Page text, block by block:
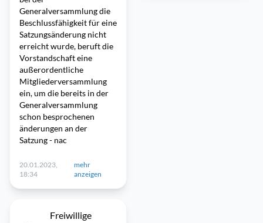
Generalversammlung die
Beschlussfähigkeit für eine
Satzungsänderung nicht
erreicht wurde, beruft die
Vorstandschaft eine
außerordentliche
Mitgliederversammlung
ein, um die bereits in der
Generalversammlung
schon besprochenen
änderungen an der
Satzung - nac
20.01.2023,
18:34
mehr
anzeigen
Freiwillige